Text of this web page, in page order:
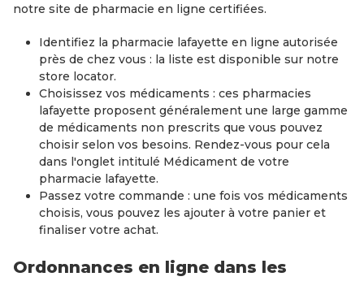
notre site de pharmacie en ligne certifiées.
Identifiez la pharmacie lafayette en ligne autorisée
près de chez vous : la liste est disponible sur notre
store locator.
Choisissez vos médicaments : ces pharmacies
lafayette proposent généralement une large gamme
de médicaments non prescrits que vous pouvez
choisir selon vos besoins. Rendez-vous pour cela
dans l'onglet intitulé Médicament de votre
pharmacie lafayette.
Passez votre commande : une fois vos médicaments
choisis, vous pouvez les ajouter à votre panier et
finaliser votre achat.
Ordonnances en ligne dans les